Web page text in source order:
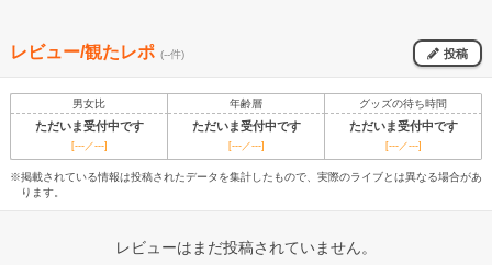
レビュー/観たレポ (--件) 投稿
男女比 年齢層 グッズの待ち時間
ただいま受付中です ただいま受付中です ただいま受付中です
[---／---] [---／---] [---／---]
※掲載されている情報は投稿されたデータを集計したもので、実際のライブとは異なる場合があ
ります。
レビューはまだ投稿されていません。